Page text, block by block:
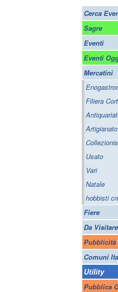
Cerca
Sagre
Eventi
Eventi
Mercatini
Filiera
Artigianato
Usato
Vari
Natale
hobbisti
Fiere
Da Visitare
Pubblicità
Comuni
Utility
Pubblica